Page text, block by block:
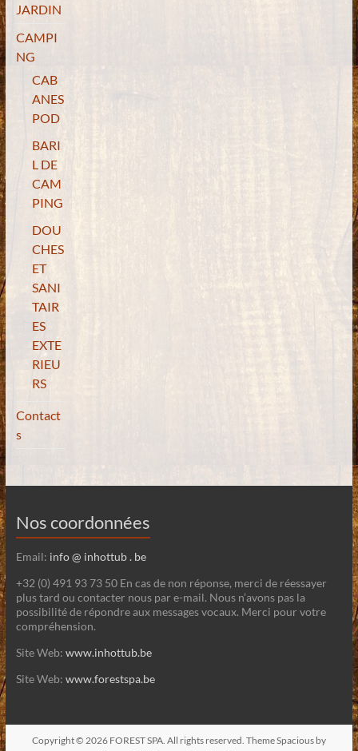
JARDIN
CAMPI
NG
CAB
ANES
POD
BARI
L DE
CAM
PING
DOU
CHES
ET
SANI
TAIR
ES
EXTE
RIEU
RS
Contact
s
Nos coordonnées
Email: info @ inhottub . be
+32 (0) 491 93 73 50 En cas de non réponse, merci de réessayer
plus tard ou contacter nous par e-mail. Nous n’avons pas la
possibilité de répondre aux messages vocaux. Merci pour votre
compréhension.
Site Web: www.inhottub.be
Site Web: www.forestspa.be
Copyright © 2026 FOREST SPA. All rights reserved. ThemeSpaciousby